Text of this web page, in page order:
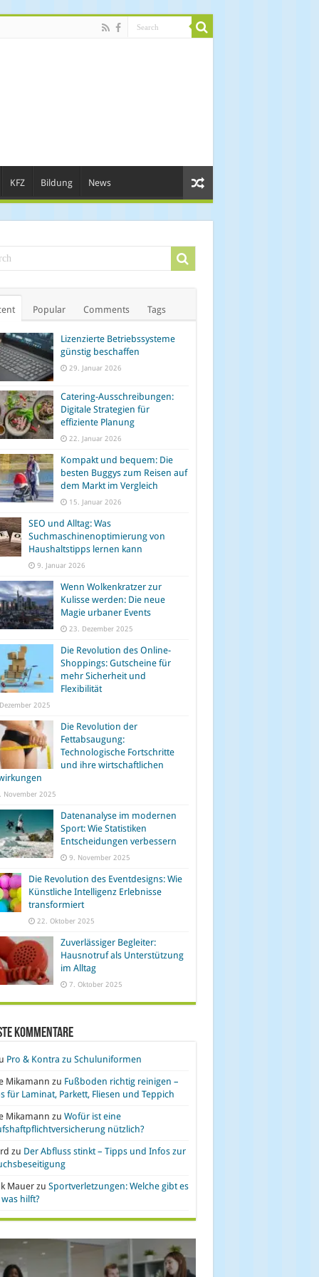
KFZ Bildung News
Popular Comments Tags
Lizenzierte Betriebssysteme
günstig beschaffen
29. Januar 2026
Catering-Ausschreibungen:
Digitale Strategien für
effiziente Planung
22. Januar 2026
Kompakt und bequem: Die
besten Buggys zum Reisen auf
dem Markt im Vergleich
15. Januar 2026
SEO und Alltag: Was
Suchmaschinenoptimierung von
Haushaltstipps lernen kann
9. Januar 2026
Wenn Wolkenkratzer zur
Kulisse werden: Die neue
Magie urbaner Events
23. Dezember 2025
Die Revolution des Online-
Shoppings: Gutscheine für
mehr Sicherheit und
Flexibilität
2025
Die Revolution der
Fettabsaugung:
Technologische Fortschritte
und ihre wirtschaftlichen
November 2025
Datenanalyse im modernen
Sport: Wie Statistiken
Entscheidungen verbessern
9. November 2025
Die Revolution des Eventdesigns: Wie
Künstliche Intelligenz Erlebnisse
transformiert
22. Oktober 2025
Zuverlässiger Begleiter:
Hausnotruf als Unterstützung
im Alltag
7. Oktober 2025
Kommentare
Pro & Kontra zu Schuluniformen
Mikamann zu Fußboden richtig reinigen –
für Laminat, Parkett, Fliesen und Teppich
Mikamann zu Wofür ist eine
nützlich?
zu Der Abfluss stinkt – Tipps und Infos zur
Mauerzu Sportverletzungen: Welche gibt es
hilft?